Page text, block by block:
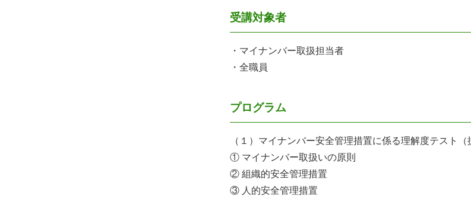
受講対象者
・マイナンバー取扱担当者
・全職員
プログラム
（１）マイナンバー安全管理措置に係る理解度テスト（
① マイナンバー取扱いの原則
② 組織的安全管理措置
③ 人的安全管理措置